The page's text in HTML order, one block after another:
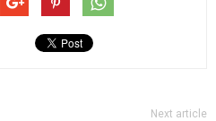
Next article